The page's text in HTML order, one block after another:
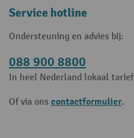
Service hotline
Ondersteuning en advies bij:
088 900 8800
In heel Nederland lokaal tarief
Of via ons contactformulier.